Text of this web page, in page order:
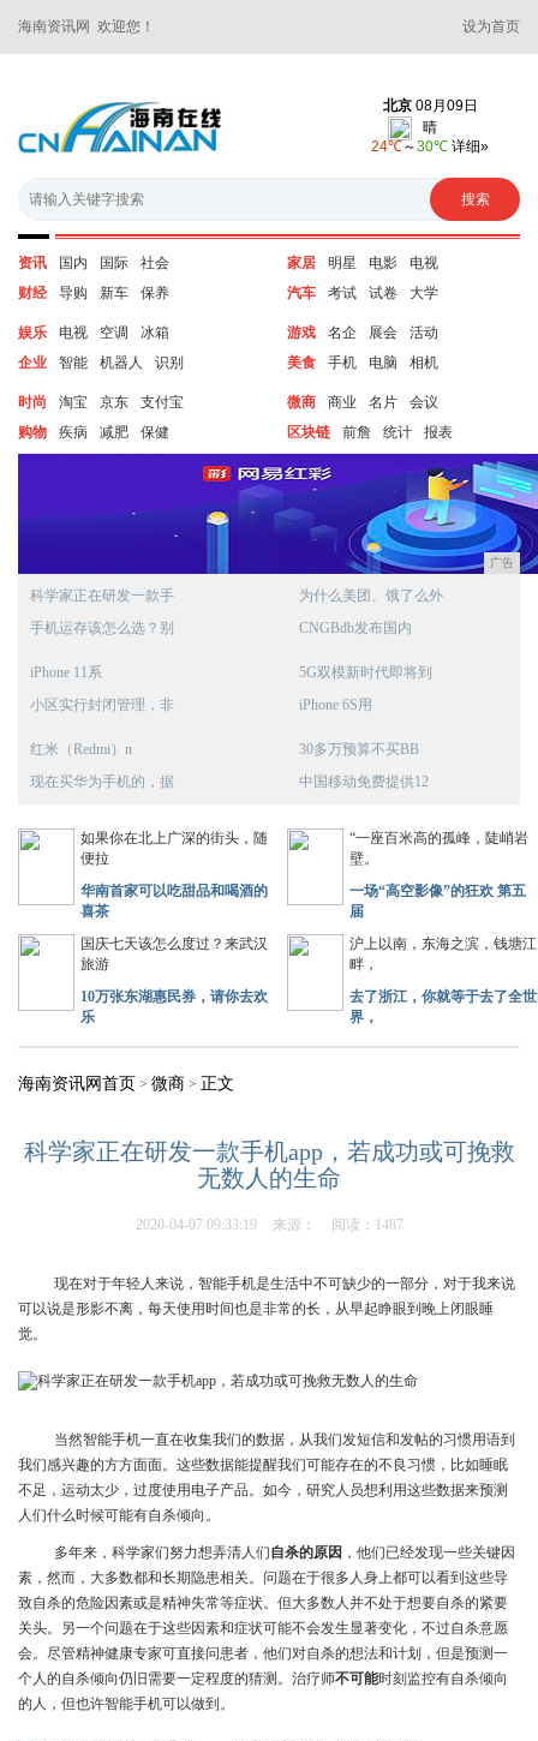
海南资讯网 欢迎您！ 设为首页
资讯 国内 国际
社会
财经
导购 新车 保养
家居 明星 电影
电视
汽车
考试 试卷 大学
娱乐 电视 空调
冰箱
企业
智能 机器人 识别
游戏 名企 展会
活动
美食
手机 电脑 相机
时尚 淘宝 京东
支付宝
购物
疾病 减肥 保健
微商 商业 名片
会议
区块链
前詹 统计 报表
广告
科学家正在研发一款手
手机运存该怎么选？别
为什么美团、饿了么外
CNGBdb发布国内
iPhone 11系
小区实行封闭管理，非
5G双模新时代即将到
iPhone 6S用
红米（Redmi）n
现在买华为手机的，据
30多万预算不买BB
中国移动免费提供12
如果你在北上广深的街头，随
便拉
华南首家可以吃甜品和喝酒的
喜茶
“一座百米高的孤峰，陡峭岩
壁。
一场“高空影像”的狂欢 第五
届
国庆七天该怎么度过？来武汉
旅游
10万张东湖惠民券，请你去欢
乐
沪上以南，东海之滨，钱塘江
畔，
去了浙江，你就等于去了全世
界，
海南资讯网首页 > 微商 > 正文
科学家正在研发一款手机app，若成功或可挽救
无数人的生命
2020-04-07 09:33:19 来源： 阅读：1487
现在对于年轻人来说，智能手机是生活中不可缺少的一部分，对于我来说
可以说是形影不离，每天使用时间也是非常的长，从早起睁眼到晚上闭眼睡
觉。
当然智能手机一直在收集我们的数据，从我们发短信和发帖的习惯用语到
我们感兴趣的方方面面。这些数据能提醒我们可能存在的不良习惯，比如睡眠
不足，运动太少，过度使用电子产品。如今，研究人员想利用这些数据来预测
人们什么时候可能有自杀倾向。
多年来，科学家们努力想弄清人们自杀的原因 ，他们已经发现一些关键因
素，然而，大多数都和长期隐患相关。问题在于很多人身上都可以看到这些导
致自杀的危险因素或是精神失常等症状。但大多数人并不处于想要自杀的紧要
关头。另一个问题在于这些因素和症状可能不会发生显著变化，不过自杀意愿
会。尽管精神健康专家可直接问患者，他们对自杀的想法和计划，但是预测一
个人的自杀倾向仍旧需要一定程度的猜测。治疗师不可能时刻监控有自杀倾向
的人，但也许智能手机可以做到。